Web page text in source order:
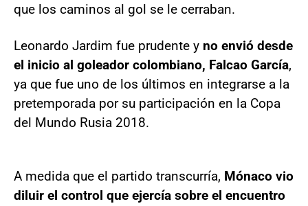
que los caminos al gol se le cerraban.
Leonardo Jardim fue prudente y no envió desde
el inicio al goleador colombiano, Falcao García,
ya que fue uno de los últimos en integrarse a la
pretemporada por su participación en la Copa
del Mundo Rusia 2018.
A medida que el partido transcurría, Mónaco vio
diluir el control que ejercía sobre el encuentro